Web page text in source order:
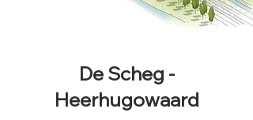
De Scheg -
Heerhugowaard